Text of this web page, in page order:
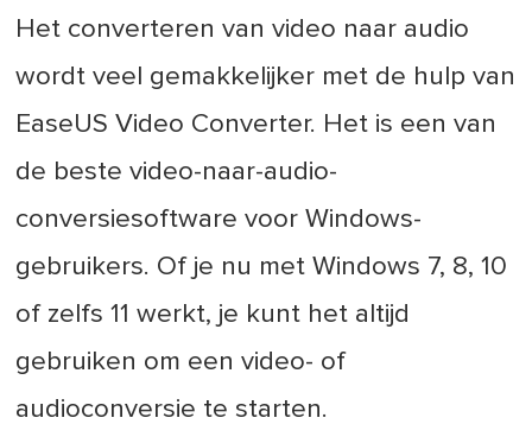
Het converteren van video naar audio
wordt veel gemakkelijker met de hulp van
EaseUS Video Converter. Het is een van
de beste video-naar-audio-
conversiesoftware voor Windows-
gebruikers. Of je nu met Windows 7, 8, 10
of zelfs 11 werkt, je kunt het altijd
gebruiken om een video- of
audioconversie te starten.